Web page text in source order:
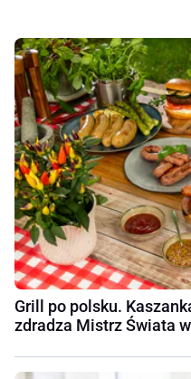
Grill po polsku.
zdradza Mistrz Świata w